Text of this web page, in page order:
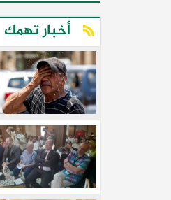
أخبار تهمك